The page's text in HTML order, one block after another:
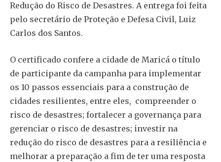
Redução do Risco de Desastres. A entrega foi feita
pelo secretário de Proteção e Defesa Civil, Luiz
Carlos dos Santos.
O certificado confere a cidade de Maricá o título
de participante da campanha para implementar
os 10 passos essenciais para a construção de
cidades resilientes, entre eles, compreender o
risco de desastres; fortalecer a governança para
gerenciar o risco de desastres; investir na
redução do risco de desastres para a resiliência e
melhorar a preparação a fim de ter uma resposta